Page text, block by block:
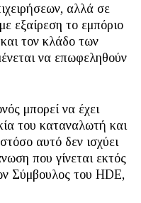
αλλά σε
εξαίρεση το εμπόριο
τον κλάδο των
να επωφεληθούν
μπορεί να έχει
του καταναλωτή και
αυτό δεν ισχύει
που γίνεται εκτός
Σύμβουλος του HDE,